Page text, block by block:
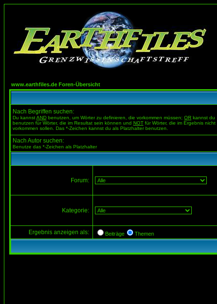
www.earthfiles.de Foren-Übersicht
Nach Begriffen suchen:
Du kannstAND benutzen, um Wörter zu definieren, die vorkommen müssen; OR kannst du
benutzen für Wörter, die im Resultat sein können und NOT für Wörter, die im Ergebnis nicht
vorkommen sollen. Das *-Zeichen kannst du als Platzhalter benutzen.
Nach Autor suchen:
Benutze das *-Zeichen als Platzhalter
Forum:
Kategorie:
Ergebnis anzeigen als: Beiträge Themen